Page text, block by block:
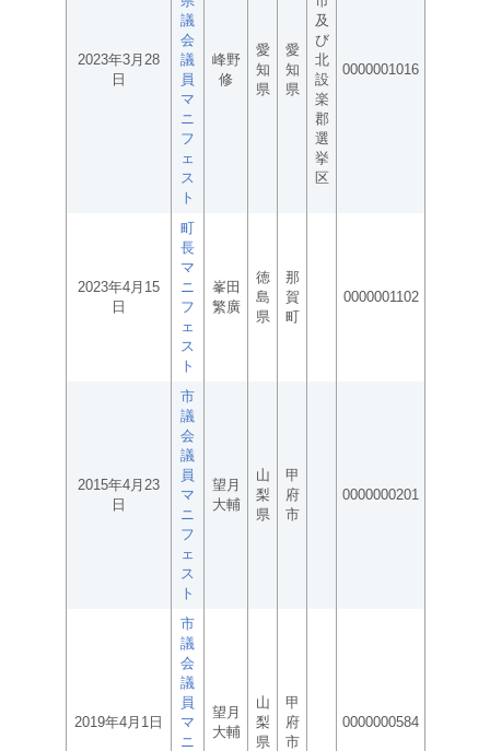
2023年3月28
日
議
会
議
員
マ
ニ
フ
ェ
ス
ト
峰野
修
愛
知
県
愛
知
県
及
び
北
設
楽
郡
選
挙
区
0000001016
2023年4月15
日
町
長
マ
ニ
フ
ェ
ス
ト
峯田
繁廣
徳
島
県
那
賀
町
0000001102
2015年4月23
日
市
議
会
議
員
マ
ニ
フ
ェ
ス
ト
望月
大輔
山
梨
県
甲
府
市
0000000201
2019年4月1日
市
議
会
議
員
マ
ニ
望月
大輔
山
梨
県
甲
府
市
0000000584